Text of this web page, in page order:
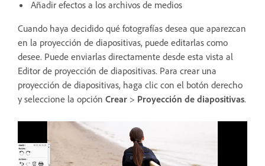
Añadir efectos a los archivos de medios
Cuando haya decidido qué fotografías desea que aparezcan
en la proyección de diapositivas, puede editarlas como
desee. Puede enviarlas directamente desde esta vista al
Editor de proyección de diapositivas. Para crear una
proyección de diapositivas, haga clic con el botón derecho
y seleccione la opción Crear > Proyección de diapositivas.